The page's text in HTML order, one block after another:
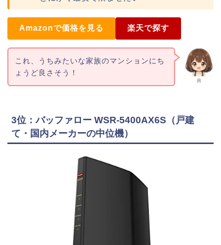
Amazonで価格を見る 楽天で探す
茜
これ、うちみたいな家族のマンションにち
ょうど良さそう！
3位：バッファロー WSR-5400AX6S（戸建
て・国内メーカーの中位機）